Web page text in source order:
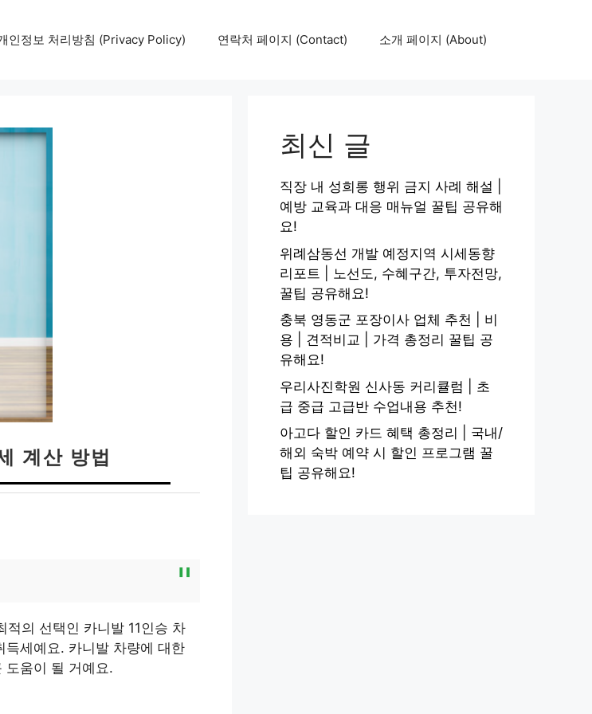
인정보 처리방침 (Privacy Policy) 연락처 페이지 (Contact) 소개 페이지 (About)
계산 방법
의 선택인 카니발 11인승 차
세예요. 카니발 차량에 대한
도움이 될 거예요.
최신 글
직장 내 성희롱 행위 금지 사례 해설 |
예방 교육과 대응 매뉴얼 꿀팁 공유해
요!
위례삼동선 개발 예정지역 시세동향
리포트 | 노선도, 수혜구간, 투자전망,
꿀팁 공유해요!
충북 영동군 포장이사 업체 추천 | 비
용 | 견적비교 | 가격 총정리 꿀팁 공
유해요!
우리사진학원 신사동 커리큘럼 | 초
급 중급 고급반 수업내용 추천!
아고다 할인 카드 혜택 총정리 | 국내/
해외 숙박 예약 시 할인 프로그램 꿀
팁 공유해요!